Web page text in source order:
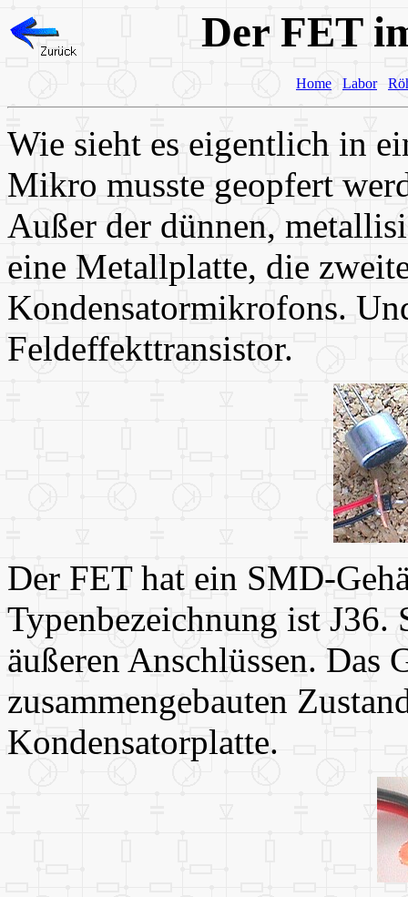
Der FET
Home Labor
Wie sieht es eigentlich in
Mikro musste geopfert
Außer der dünnen,
eine Metallplatte, die
Kondensatormikrofons.
Feldeffekttransistor.
Der FET hat ein SMD-
Typenbezeichnung ist J36.
äußeren Anschlüssen. Das
zusammengebauten
Kondensatorplatte.